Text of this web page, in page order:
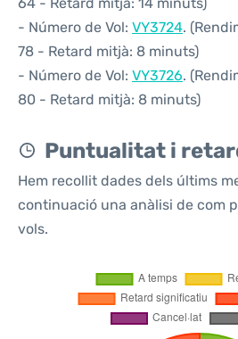
- Número de Vol: VY3724.
78 - Retard mitjà: 8 minuts)
- Número de Vol: VY3726.
80 - Retard mitjà: 8 minuts)
Puntualitat i
Hem recollit dades dels últims
continuació una anàlisi de com
vols.